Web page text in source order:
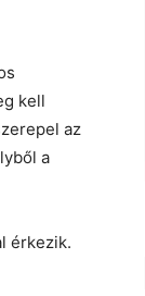
kell
az
a
érkezik.